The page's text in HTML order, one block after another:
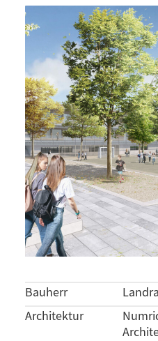
Bauherr
Architektur